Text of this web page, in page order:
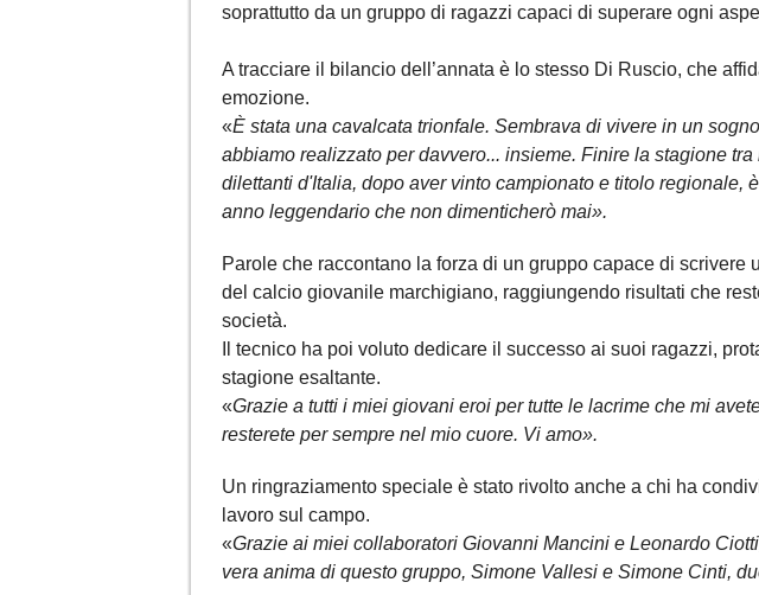
soprattutto da un gruppo di ragazzi capaci di superare ogni
A tracciare il bilancio dell’annata è lo stesso Di Ruscio, che
emozione.
«È stata una cavalcata trionfale. Sembrava di vivere in un
abbiamo realizzato per davvero... insieme. Finire la stagione
dilettanti d'Italia, dopo aver vinto campionato e titolo regionale,
anno leggendario che non dimenticherò mai».
Parole che raccontano la forza di un gruppo capace di scrivere
del calcio giovanile marchigiano, raggiungendo risultati che
società.
Il tecnico ha poi voluto dedicare il successo ai suoi ragazzi,
stagione esaltante.
«Grazie a tutti i miei giovani eroi per tutte le lacrime che mi
resterete per sempre nel mio cuore. Vi amo».
Un ringraziamento speciale è stato rivolto anche a chi ha
lavoro sul campo.
«Grazie ai miei collaboratori Giovanni Mancini e Leonardo
vera anima di questo gruppo, Simone Vallesi e Simone Cinti,